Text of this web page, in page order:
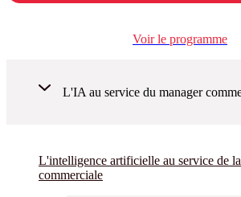
Voir le programme
L'IA au service du manager
L'intelligence artificielle au service de
commerciale